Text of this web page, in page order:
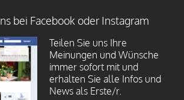
bei Facebook oder Instagram
Teilen Sie uns Ihre
Meinungen und Wünsche
immer sofort mit und
erhalten Sie alle Infos und
News als Erste/r.